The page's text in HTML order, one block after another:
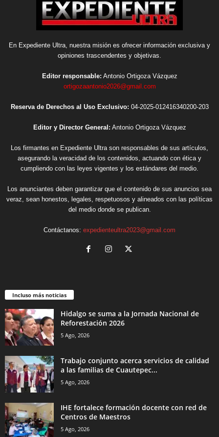
En Expediente Ultra, nuestra misión es ofrecer información exclusiva y
opiniones trascendentes y objetivas.
Editor responsable: Antonio Ortigoza Vázquez
ortigozaantonio2026@gmail.com
Reserva de Derechos al Uso Exclusivo: 04-2025-012416340200-203
Editor y Director General: Antonio Ortigoza Vázquez
Los firmantes en Expediente Ultra son responsables de sus artículos,
asegurando la veracidad de los contenidos, actuando con ética y
cumpliendo con las leyes vigentes y los estándares del medio.
Los anunciantes deben garantizar que el contenido de sus anuncios sea
veraz, sean honestos, legales, respetuosos y alineados con las políticas
del medio donde se publican.
Contáctanos: expedienteultra2023@gmail.com
Incluso más noticias
Hidalgo se suma a la Jornada Nacional de
Reforestación 2026
5 Ago, 2026
Trabajo conjunto acerca servicios de calidad
a las familias de Cuautepec...
5 Ago, 2026
IHE fortalece formación docente con red de
Centros de Maestros
5 Ago, 2026